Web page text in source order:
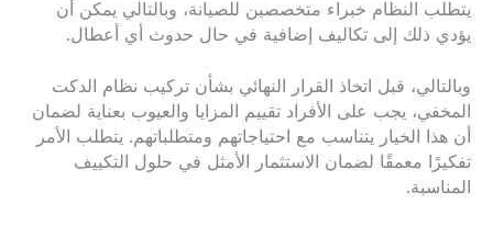
يتطلب النظام خبراء متخصصين للصيانة، وبالتالي يمكن أن
يؤدي ذلك إلى تكاليف إضافية في حال حدوث أي أعطال.
وبالتالي، قبل اتخاذ القرار النهائي بشأن تركيب نظام الدكت
المخفي، يجب على الأفراد تقييم المزايا والعيوب بعناية لضمان
أن هذا الخيار يتناسب مع احتياجاتهم ومتطلباتهم. يتطلب الأمر
تفكيرًا معمقًا لضمان الاستثمار الأمثل في حلول التكييف
المناسبة.